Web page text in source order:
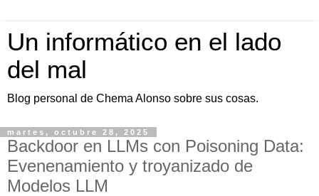
Un informático en el lado
del mal
Blog personal de Chema Alonso sobre sus cosas.
martes, octubre 28, 2025
Backdoor en LLMs con Poisoning Data:
Evenenamiento y troyanizado de
Modelos LLM